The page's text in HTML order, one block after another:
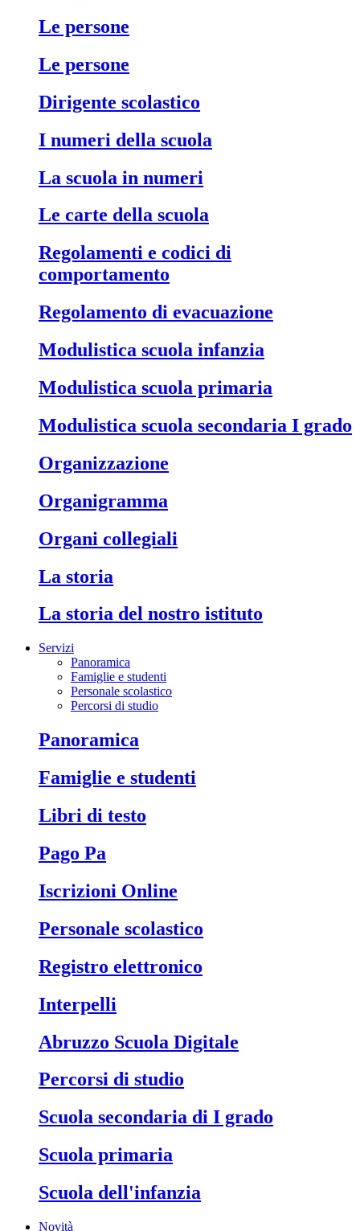
Le persone
Le persone
Dirigente scolastico
I numeri della scuola
La scuola in numeri
Le carte della scuola
Regolamenti e codici di
comportamento
Regolamento di evacuazione
Modulistica scuola infanzia
Modulistica scuola primaria
Modulistica scuola secondaria I grado
Organizzazione
Organigramma
Organi collegiali
La storia
La storia del nostro istituto
Servizi
Panoramica
Famiglie e studenti
Personale scolastico
Percorsi di studio
Panoramica
Famiglie e studenti
Libri di testo
Pago Pa
Iscrizioni Online
Personale scolastico
Registro elettronico
Interpelli
Abruzzo Scuola Digitale
Percorsi di studio
Scuola secondaria di I grado
Scuola primaria
Scuola dell'infanzia
Novità